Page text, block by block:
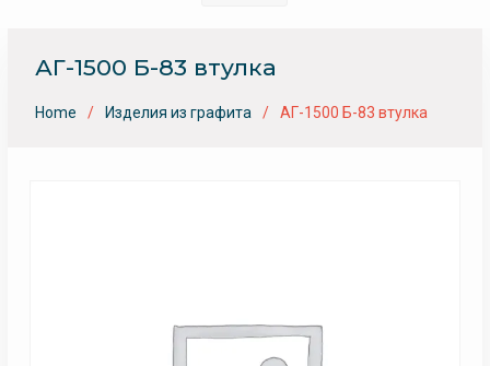
АГ-1500 Б-83 втулка
Home Изделия из графита АГ-1500 Б-83 втулка